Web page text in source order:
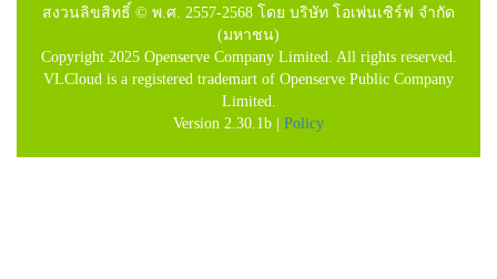
สงวนลิขสิทธิ์ © พ.ศ. 2557-2568 โดย บริษัท โอเพ่นเซิร์ฟ จำกัด
(มหาชน)
Copyright 2025 Openserve Company Limited. All rights reserved.
VLCloud is a registered trademart of Openserve Public Company
Limited.
Version 2.30.1b | Policy